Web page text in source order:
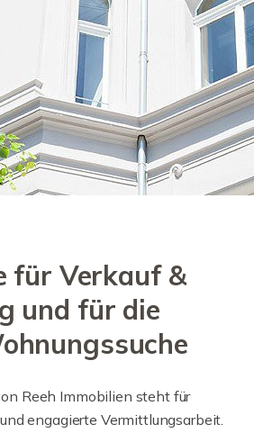
für Verkauf &
und für die
Reeh Immobilien steht für
engagierte Vermittlungsarbeit.